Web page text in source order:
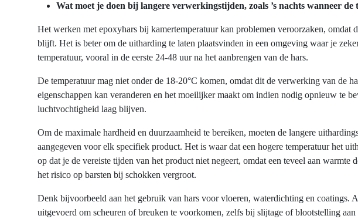
Wat moet je doen bij langere verwerkingstijden, zoals ’s nachts wanneer
Het werken met epoxyhars bij kamertemperatuur kan problemen veroorzaken, omdat
blijft. Het is beter om de uitharding te laten plaatsvinden in een omgeving waar je
temperatuur, vooral in de eerste 24-48 uur na het aanbrengen van de hars.
De temperatuur mag niet onder de 18-20°C komen, omdat dit de verwerking van de
eigenschappen kan veranderen en het moeilijker maakt om indien nodig opnieuw te
luchtvochtigheid laag blijven.
Om de maximale hardheid en duurzaamheid te bereiken, moeten de langere
aangegeven voor elk specifiek product. Het is waar dat een hogere temperatuur het
op dat je de vereiste tijden van het product niet negeert, omdat een teveel aan warmte
het risico op barsten bij schokken vergroot.
Denk bijvoorbeeld aan het gebruik van hars voor vloeren, waterdichting en coatings.
uitgevoerd om scheuren of breuken te voorkomen, zelfs bij slijtage of blootstelling aan